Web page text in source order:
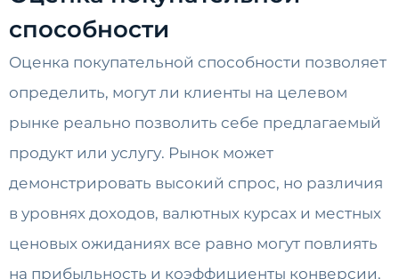
способности
Оценка покупательной способности позволяет
определить, могут ли клиенты на целевом
рынке реально позволить себе предлагаемый
продукт или услугу. Рынок может
демонстрировать высокий спрос, но различия
в уровнях доходов, валютных курсах и местных
ценовых ожиданиях все равно могут повлиять
на прибыльность и коэффициенты конверсии.